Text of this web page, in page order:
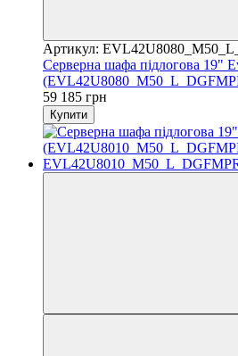
Артикул:
Серверна шафа підлогова 19"
59 185 грн
Купити